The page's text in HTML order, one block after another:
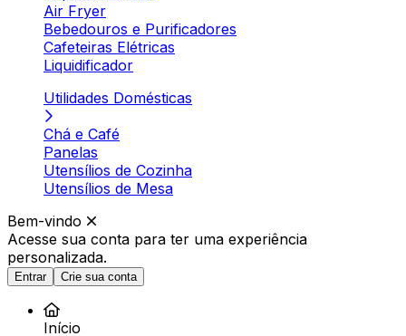
Air Fryer
Bebedouros e Purificadores
Cafeteiras Elétricas
Liquidificador
Utilidades Domésticas
Chá e Café
Panelas
Utensílios de Cozinha
Utensílios de Mesa
Bem-vindo
Acesse sua conta para ter uma experiência
personalizada.
Entrar Crie sua conta
Início